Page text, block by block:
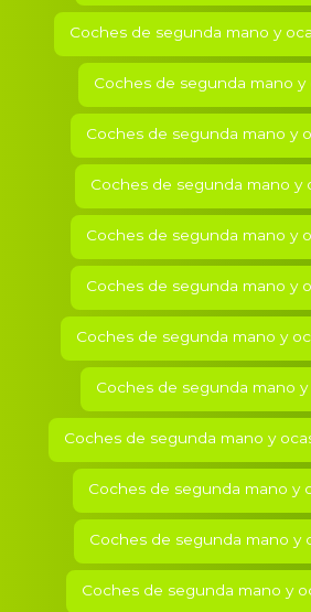
Coches de segunda mano y
Coches de segunda mano y
Coches de segunda mano y
Coches de segunda mano y
Coches de segunda mano y
Coches de segunda mano y
Coches de segunda mano y
Coches de segunda mano y
Coches de segunda mano y
Coches de segunda mano y
Coches de segunda mano y
Coches de segunda mano y